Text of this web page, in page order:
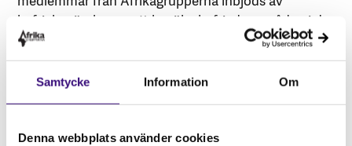
Samtycke Information Om
Denna webbplats använder cookies
befrielserörelserna att besöka befriade områden i de
tre länderna. Besöken gav vittnesmål om
befrielsekampen och befrielserörelsernas arbete att
under extremt svåra villkor skapa befriade områden